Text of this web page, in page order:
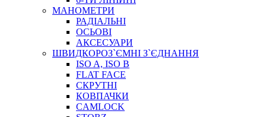
АВТОХІМІЯ
ДОМКРАТИ
НАБОРИ ЗАПОБІЖНИКІВ, КЛЕМ, АКСЕСУАРІВ
НАСОСИ, КОМПРЕСОРИ, МАНОМЕТРИ
ПАСТА, АНТИСЕПТИК
ІНСТРУМЕНТ
МАНОМЕТРИ
РАДІАЛЬНІ
ОСЬОВІ
АКСЕСУАРИ
ШВИДКОРОЗ`ЄМНІ З`ЄДНАННЯ
ISO A, ISO B
FLAT FACE
СКРУТНІ
КОВПАЧКИ
CAMLOCK